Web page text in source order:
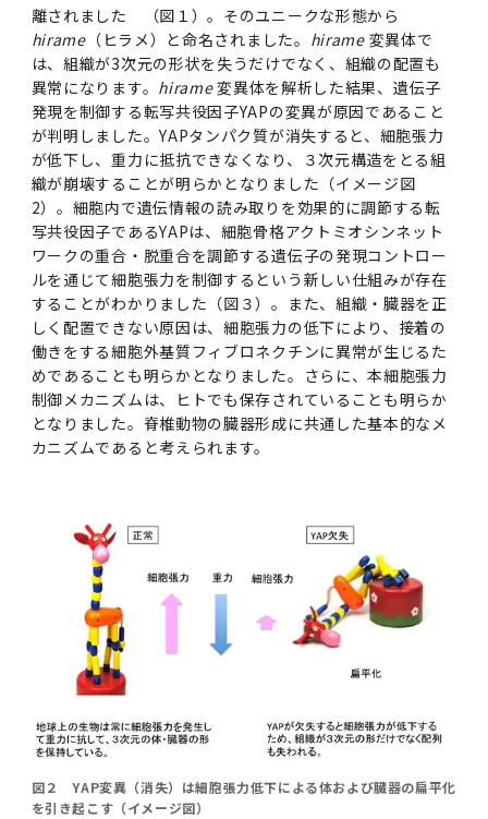
離されました （図１）。そのユニークな形態から
hirame（ヒラメ）と命名されました。 hirame変異体で
は、組織が3次元の形状を失うだけでなく、組織の配置も
異常になります。 hirame変異体を解析した結果、遺伝子
発現を制御する転写共役因子YAPの変異が原因であること
が判明しました。YAPタンパク質が消失すると、細胞張力
が低下し、重力に抵抗できなくなり、３次元構造をとる組
織が崩壊することが明らかとなりました（イメージ図
2）。細胞内で遺伝情報の読み取りを効果的に調節する転
写共役因子であるYAPは、細胞骨格アクトミオシンネット
ワークの重合・脱重合を調節する遺伝子の発現コントロー
ルを通じて細胞張力を制御するという新しい仕組みが存在
することがわかりました（図３）。また、組織・臓器を正
しく配置できない原因は、細胞張力の低下により、接着の
働きをする細胞外基質フィブロネクチンに異常が生じるた
めであることも明らかとなりました。さらに、本細胞張力
制御メカニズムは、ヒトでも保存されていることも明らか
となりました。脊椎動物の臓器形成に共通した基本的なメ
カニズムであると考えられます。
図２ YAP変異（消失）は細胞張力低下による体および臓器の扁平化
を引き起こす（イメージ図）